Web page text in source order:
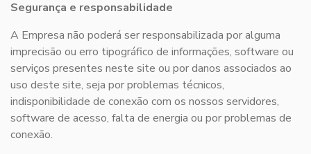
Segurança e responsabilidade
A Empresa não poderá ser responsabilizada por alguma
imprecisão ou erro tipográfico de informações, software ou
serviços presentes neste site ou por danos associados ao
uso deste site, seja por problemas técnicos,
indisponibilidade de conexão com os nossos servidores,
software de acesso, falta de energia ou por problemas de
conexão.